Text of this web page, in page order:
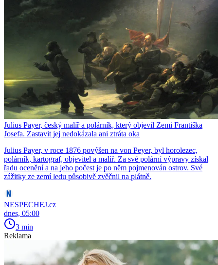
Julius Payer, český malíř a polárník, který objevil Zemi Františka
Josefa. Zastavit jej nedokázala ani ztráta oka
Julius Payer, v roce 1876 povýšen na von Peyer, byl horolezec,
polárník, kartograf, objevitel a malíř. Za své polární výpravy získal
řadu ocenění a na jeho počest je po něm pojmenován ostrov. Své
zážitky ze zemí ledu působivě zvěčnil na plátně.
NESPECHEJ.cz
dnes, 05:00
3 min
Reklama